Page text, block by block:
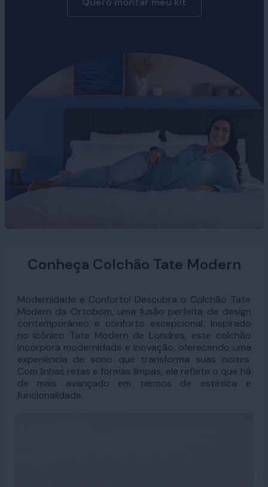
Conheça Colchão Tate Modern
Modernidade e Conforto! Descubra o Colchão Tate
Modern da Ortobom, uma fusão perfeita de design
contemporâneo e conforto excepcional. Inspirado
no icônico Tate Modern de Londres, este colchão
incorpora modernidade e inovação, oferecendo uma
experiência de sono que transforma suas noites.
Com linhas retas e formas limpas, ele reflete o que há
de mais avançado em termos de estética e
funcionalidade.